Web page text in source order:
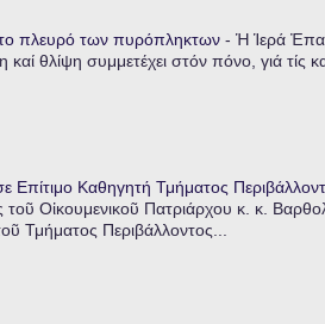
πλευρό των πυρόπληκτων - Ἡ Ἱερά
θλίψη συμμετέχει στόν πόνο, γιά τίς
Καθηγητή Τμήματος
Οἰκουμενικοῦ Πατριάρχου κ. κ.
Τμήματος Περιβάλλοντος...